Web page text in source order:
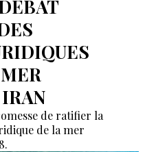
de ratifier la
de la mer